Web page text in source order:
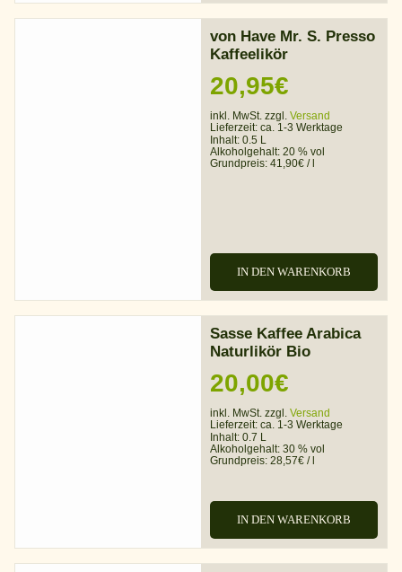
von Have Mr. S. Presso
Kaffeelikör
20,95€
inkl. MwSt. zzgl. Versand
Lieferzeit: ca. 1-3 Werktage
Inhalt: 0.5 L
Alkoholgehalt: 20 % vol
Grundpreis: 41,90€ /
IN DEN WARENKORB
Sasse Kaffee Arabica
Naturlikör Bio
20,00€
inkl. MwSt. zzgl. Versand
Lieferzeit: ca. 1-3 Werktage
Inhalt: 0.7 L
Alkoholgehalt: 30 % vol
Grundpreis: 28,57€ /l
IN DEN WARENKORB